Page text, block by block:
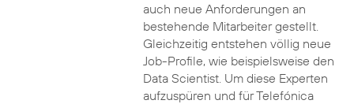
auch neue Anforderungen an
bestehende Mitarbeiter gestellt.
Gleichzeitig entstehen völlig neue
Job-Profile, wie beispielsweise den
Data Scientist. Um diese Experten
aufzuspüren und für Telefónica